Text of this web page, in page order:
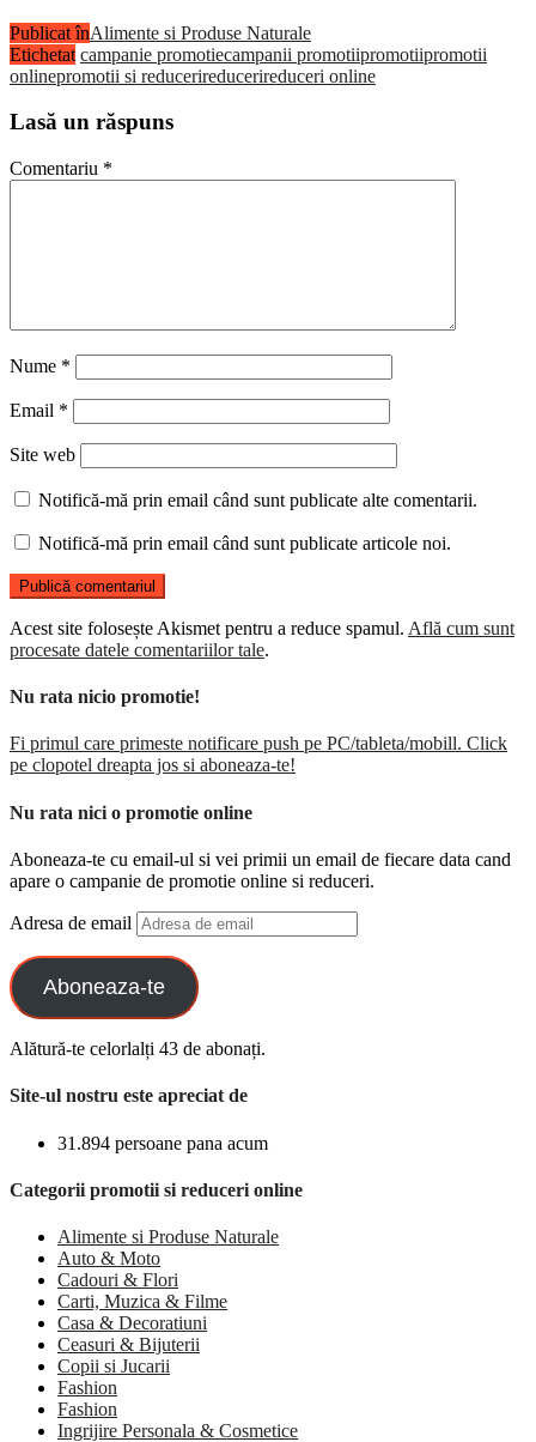
Publicat înAlimente si Produse Naturale
Etichetat campanie promotiecampanii promotiipromotiipromotii
onlinepromotii si reducerireducerireduceri online
Lasă un răspuns
Comentariu *
Nume *
Email *
Site web
Notifică-mă prin email când sunt publicate alte comentarii.
Notifică-mă prin email când sunt publicate articole noi.
Acest site folosește Akismet pentru a reduce spamul. Află cum sunt
procesate datele comentariilor tale.
Nu rata nicio promotie!
Fi primul care primeste notificare push pe PC/tableta/mobill. Click
pe clopotel dreapta jos si aboneaza-te!
Nu rata nici o promotie online
Aboneaza-te cu email-ul si vei primii un email de fiecare data cand
apare o campanie de promotie online si reduceri.
Adresa de email
Aboneaza-te
Alătură-te celorlalți 43 de abonați.
Site-ul nostru este apreciat de
31.894 persoane pana acum
Categorii promotii si reduceri online
Alimente si Produse Naturale
Auto & Moto
Cadouri & Flori
Carti, Muzica & Filme
Casa & Decoratiuni
Ceasuri & Bijuterii
Copii si Jucarii
Fashion
Fashion
Ingrijire Personala & Cosmetice